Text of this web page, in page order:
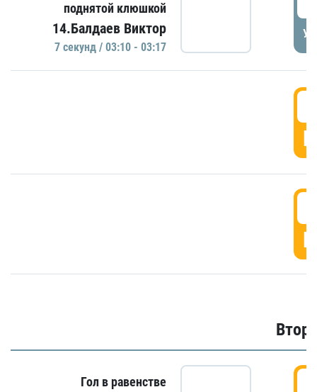
поднятой клюшкой
14.Балдаев Виктор
7 секунд / 03:10 - 03:17
Гол в равенстве